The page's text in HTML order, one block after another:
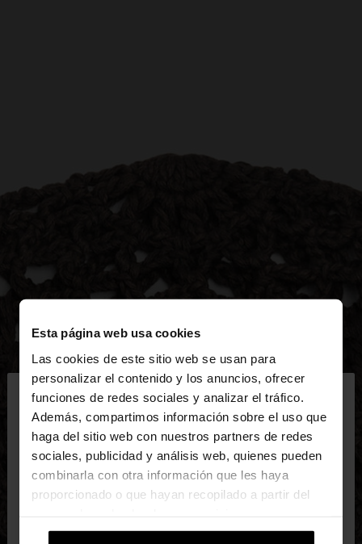
Esta página web usa cookies
Las cookies de este sitio web se usan para
personalizar el contenido y los anuncios, ofrecer
funciones de redes sociales y analizar el tráfico.
Además, compartimos información sobre el uso que
haga del sitio web con nuestros partners de redes
sociales, publicidad y análisis web, quienes pueden
combinarla con otra información que les haya
proporcionado o que hayan recopilado a partir del
hola
Estás accediendo a la web de España. ¿Quieres ir a
la web de United States?